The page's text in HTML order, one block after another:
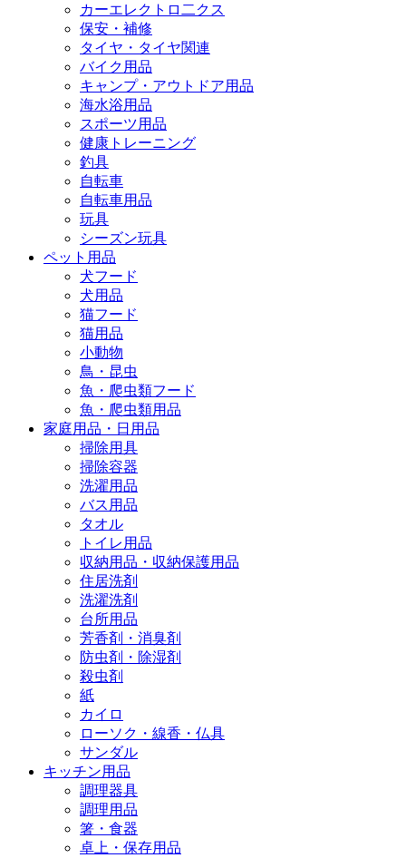
カーエレクトロ二クス
保安・補修
タイヤ・タイヤ関連
バイク用品
キャンプ・アウトドア用品
海水浴用品
スポーツ用品
健康トレーニング
釣具
自転車
自転車用品
玩具
シーズン玩具
ペット用品
犬フード
犬用品
猫フード
猫用品
小動物
鳥・昆虫
魚・爬虫類フード
魚・爬虫類用品
家庭用品・日用品
掃除用具
掃除容器
洗濯用品
バス用品
タオル
トイレ用品
収納用品・収納保護用品
住居洗剤
洗濯洗剤
台所用品
芳香剤・消臭剤
防虫剤・除湿剤
殺虫剤
紙
カイロ
ローソク・線香・仏具
サンダル
キッチン用品
調理器具
調理用品
箸・食器
卓上・保存用品